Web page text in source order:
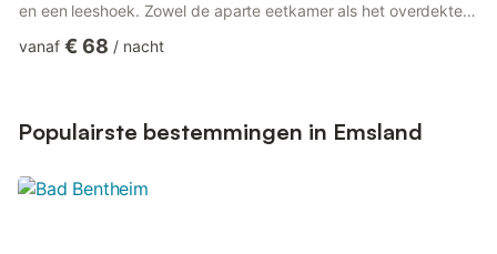
en een leeshoek. Zowel de aparte eetkamer als het overdekte
ingerichte keuken kunnen worden bereid. De tuin is ideaal om
vrienden. Er is ook een schommel voor kinderen aanwezig...
vanaf € 68 / nacht
Populairste bestemmingen in Emsland